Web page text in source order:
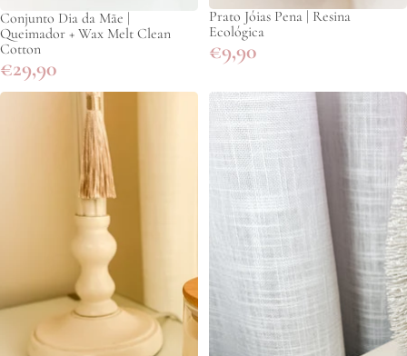
Conjunto Dia da Mãe |
Queimador + Wax Melt Clean
Cotton
€29,90
Prato Jóias Pena | Resina
Ecológica
€9,90